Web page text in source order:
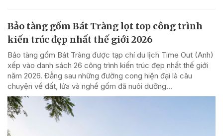
Bảo tàng gốm Bát Tràng lọt top công trình
kiến trúc đẹp nhất thế giới 2026
Bảo tàng gốm Bát Tràng được tạp chí du lịch Time Out (Anh)
xếp vào danh sách 26 công trình kiến trúc đẹp nhất thế giới
năm 2026. Đằng sau những đường cong hiện đại là câu
chuyện về đất, lửa và nghề gốm đã nuôi dưỡng...